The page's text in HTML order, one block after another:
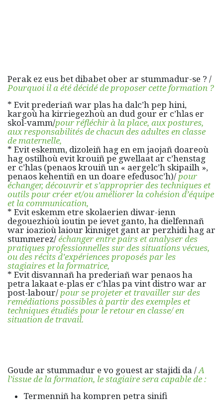
Perak ez eus bet dibabet ober ar stummadur-se ? /
Pourquoi il a été décidé de proposer cette formation ?
* Evit prederiañ war plas ha dalc’h pep hini,
kargoù ha kirriegezhoù an dud gour er c’hlas er
skol-vamm/pour réfléchir à la place, aux postures,
aux responsabilités de chacun des adultes en classe
de maternelle,
* Evit eskemm, dizoleiñ hag en em jaojañ doareoù
hag ostilhoù evit krouiñ pe gwellaat ar c’henstag
er c’hlas (penaos krouiñ un « aergelc’h skipailh »,
penaos kehentiñ en un doare efedusoc’h)/pour
échanger, découvrir et s’approprier des techniques et
outils pour créer et/ou améliorer la cohésion d’équipe
et la communication,
* Evit eskemm etre skolaerien diwar-ienn
degouezhioù ioutin pe ievet ganto, ha dielfennañ
war ioazioù laiour kinniget gant ar perzhidi hag ar
stummerez/échanger entre pairs et analyser des
pratiques professionnelles sur des situations vécues,
ou des récits d’expériences proposés par les
stagiaires et la formatrice,
* Evit disvannañ ha prederiañ war penaos ha
petra lakaat e-plas er c’hlas pa vint distro war ar
post-labour/pour se projeter et travailler sur des
remédiations possibles à partir des exemples et
techniques étudiés pour le retour en classe/ en
situation de travail.
Goude ar stummadur e vo gouest ar stajidi da /A
l’issue de la formation, le stagiaire sera capable de :
Termenniñ ha kompren petra sinifi